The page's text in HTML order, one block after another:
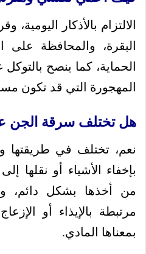
الالتزام بالأذكار
البقرة، والمحافظة
الحماية، كما ينصح
المهجورة التي قد تكون
هل تختلف سرقة الجن
نعم، تختلف في طريقتها
بإخفاء الأشياء أو نقلها
من أخذها بشكل دائم،
مرتبطة بالإيذاء أو
بمعناها المادي.